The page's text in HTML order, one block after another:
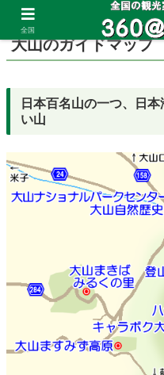
ホーム 鳥取県 大山
大山のガイドマップ
日本百名山の一つ、日
い山
全国